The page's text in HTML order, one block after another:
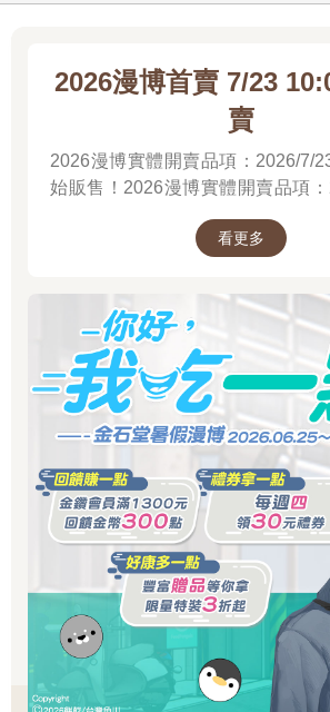
2026漫博首賣 7/23 10:00 AM首
賣
2026漫博實體開賣品項：2026/7/
始販售！2026漫博實體開賣品項
上十點開始販售！2026漫博實
2026/7/23 早上十點開始販售！先
看更多